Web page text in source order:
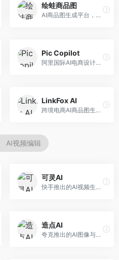
绘蛙商品图
AI商品图生成平台，支持模特换装和场景生成。面向电商卖家，提供商品上身效果展示、场景化商品图生成等服务，电商营销效果显著。
Pic Copilot
阿里国际AI电商设计工具，专注于跨境电商。面向跨境电商卖家，提供商品图优化、营销海报生成、多语言适配等服务，海外市场适配性强。
LinkFox AI
跨境电商AI商品图生成工具。面向跨境电商卖家，支持多语言商品图生成、模特替换、场景优化等服务，适配海外电商平台需求。
AI视频编辑
可灵AI
快手推出的AI视频生成平台，支持文生视频和图生视频，可生成长达2分钟的高质量视频内容。面向短视频创作者和营销人员，操作简便，生成效果逼真，适合商业推广和创意表达。
造点AI
夸克推出的AI图像与视频创作平台。面向普通用户和内容创作者，提供文生图、文生视频等功能，操作简便，与夸克生态深度整合。